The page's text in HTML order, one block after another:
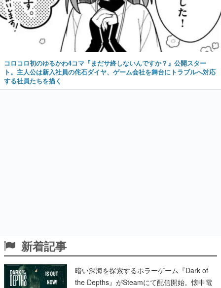
コロコロ初のゆるかわ4コマ『まだサ終しないんですか？』公開スター
ト。主人公は新入社員の侘石ダイヤ、ゲーム会社を舞台にトラブルへ対応
する社員たちを描く
新着記事
暗い深海を探索するホラーゲーム『Dark of
the Depths』がSteamにて配信開始。懐中電